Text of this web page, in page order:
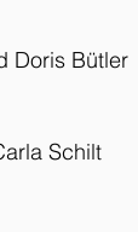
Doris Bütler
Schilt